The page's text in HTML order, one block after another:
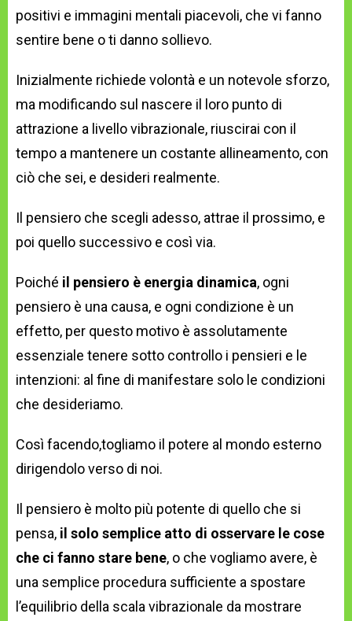
positivi e immagini mentali piacevoli, che vi fanno
sentire bene o ti danno sollievo.
Inizialmente richiede volontà e un notevole sforzo,
ma modificando sul nascere il loro punto di
attrazione a livello vibrazionale, riuscirai con il
tempo a mantenere un costante allineamento, con
ciò che sei, e desideri realmente.
Il pensiero che scegli adesso, attrae il prossimo, e
poi quello successivo e così via.
Poiché il pensiero è energia dinamica, ogni
pensiero è una causa, e ogni condizione è un
effetto, per questo motivo è assolutamente
essenziale tenere sotto controllo i pensieri e le
intenzioni: al fine di manifestare solo le condizioni
che desideriamo.
Così facendo,togliamo il potere al mondo esterno
dirigendolo verso di noi.
Il pensiero è molto più potente di quello che si
pensa, il solo semplice atto di osservare le cose
che ci fanno stare bene, o che vogliamo avere, è
una semplice procedura sufficiente a spostare
l’equilibrio della scala vibrazionale da mostrare